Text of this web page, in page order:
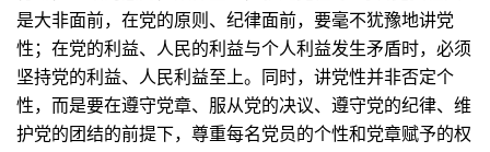
是大非面前，在党的原则、纪律面前，要毫不犹豫地讲党
性；在党的利益、人民的利益与个人利益发生矛盾时，必须
坚持党的利益、人民利益至上。同时，讲党性并非否定个
性，而是要在遵守党章、服从党的决议、遵守党的纪律、维
护党的团结的前提下，尊重每名党员的个性和党章赋予的权